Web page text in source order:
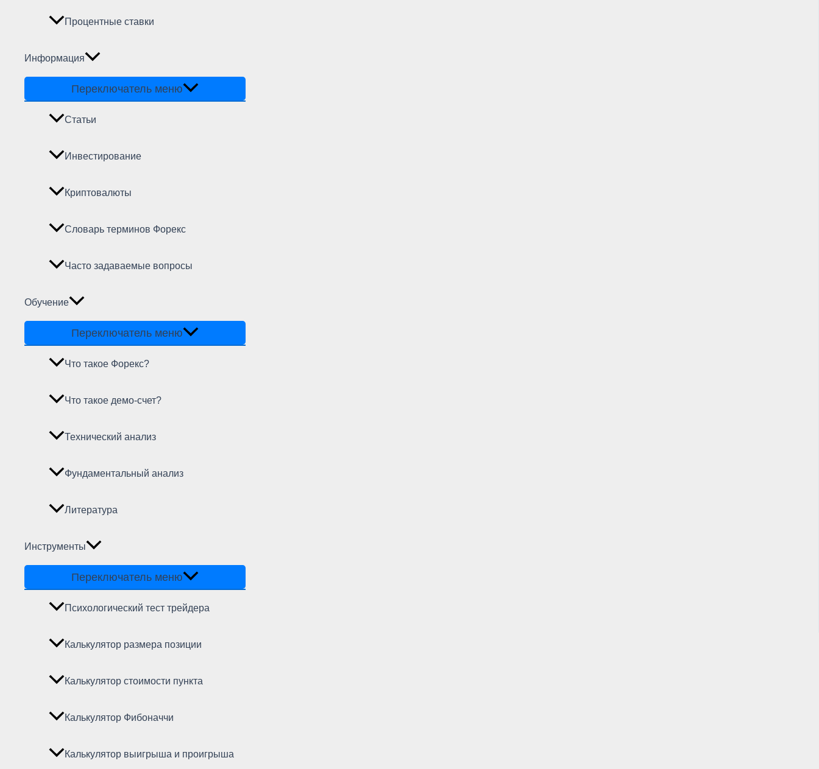
Процентные ставки
Информация
Переключатель меню
Статьи
Инвестирование
Криптовалюты
Словарь терминов Форекс
Часто задаваемые вопросы
Обучение
Переключатель меню
Что такое Форекс?
Что такое демо-счет?
Технический анализ
Фундаментальный анализ
Литература
Инструменты
Переключатель меню
Психологический тест трейдера
Калькулятор размера позиции
Калькулятор стоимости пункта
Калькулятор Фибоначчи
Калькулятор выигрыша и проигрыша